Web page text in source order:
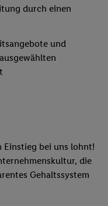
durch einen
und
Einstieg bei uns lohnt!
die
Gehaltssystem